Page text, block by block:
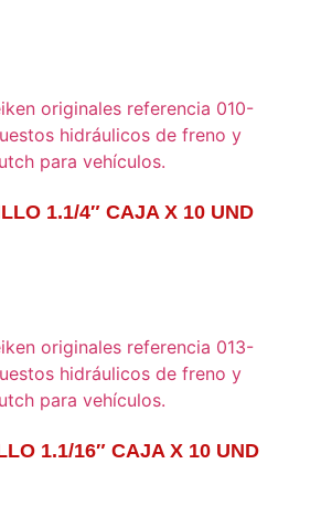
1.1/4″ CAJA X 10 UND
1.1/16″ CAJA X 10 UND